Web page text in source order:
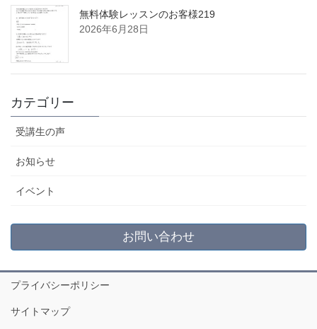
無料体験レッスンのお客様219
2026年6月28日
カテゴリー
受講生の声
お知らせ
イベント
お問い合わせ
プライバシーポリシー
サイトマップ